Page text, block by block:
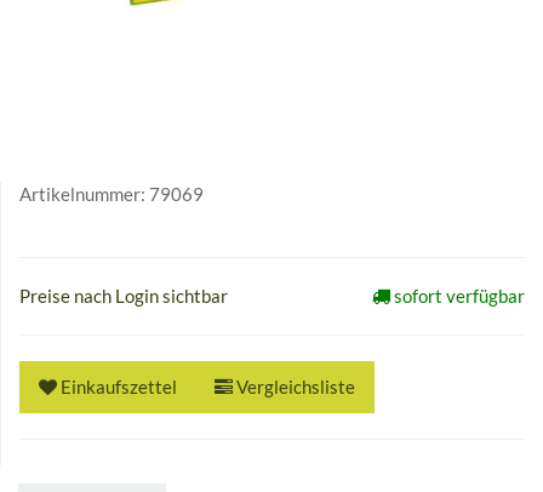
Artikelnummer: 79069
Preise nach Login sichtbar sofort verfügbar
Einkaufszettel Vergleichsliste